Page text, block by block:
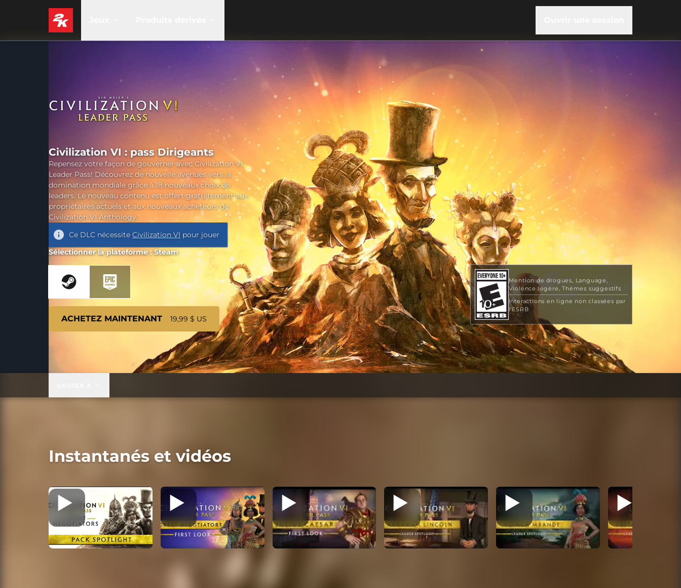
Mention de drogues
Language
Violence légère Thèmes suggestifs
Interactions en ligne non classées par
l'ESRB
Civilization VI : pass Dirigeants
Repensez votre façon de gouverner avec Civilization VI:
Leader Pass! Découvrez de nouvelle avenues vers la
domination mondiale grâce à 18 nouveaux choix de
leaders. Le nouveau contenu est offert gratuitement aux
propriétaires actuels et aux nouveaux acheteurs de
Civilization VI Anthology.
Ce DLC nécessite Civilization VI pour jouer
Sélectionner la plateforme : Steam
ACHETEZ MAINTENANT 19,99 $ US
Instantanés et vidéos